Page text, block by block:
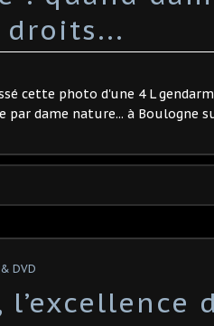
droits...
cette photo d'une 4 L
par dame nature... à Boulogne
DVD
l’excellence